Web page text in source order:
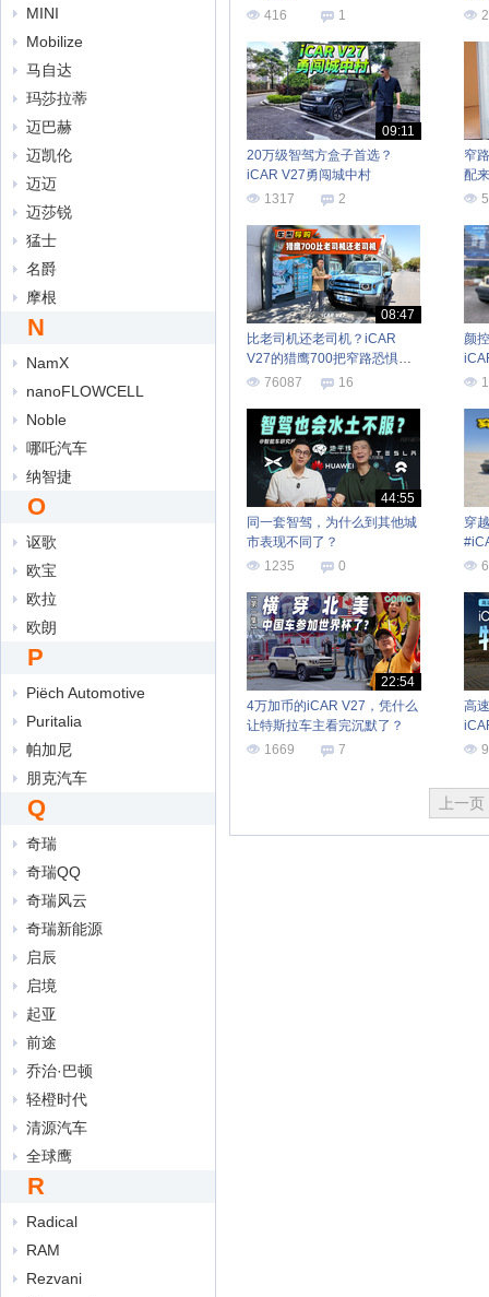
MINI
Mobilize
马自达
玛莎拉蒂
迈巴赫
迈凯伦
迈迈
迈莎锐
猛士
名爵
摩根
N
NamX
nanoFLOWCELL
Noble
哪吒汽车
纳智捷
O
讴歌
欧宝
欧拉
欧朗
P
Piëch Automotive
Puritalia
帕加尼
朋克汽车
Q
奇瑞
奇瑞QQ
奇瑞风云
奇瑞新能源
启辰
启境
起亚
前途
乔治·巴顿
轻橙时代
清源汽车
全球鹰
R
Radical
RAM
Rezvani
416
1
09:11
20万级智驾方盒子首选？
iCAR V27勇闯城中村
1317
2
窄
配
08:47
比老司机还老司机？iCAR
V27的猎鹰700把窄路恐惧症
根治了
76087 16
颜
44:55
同一套智驾，为什么到其他城
市表现不同了？
1235
0
穿
22:54
4万加币的iCAR V27，凭什么
让特斯拉车主看完沉默了？
1669
7
高
上一页